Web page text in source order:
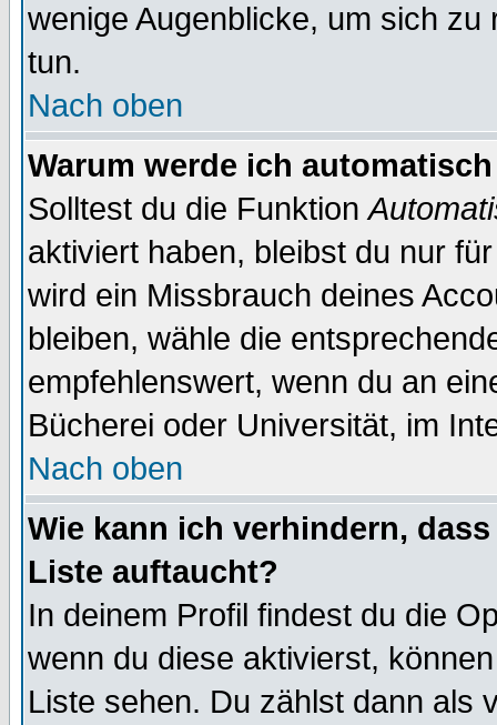
wenige Augenblicke, um sich
tun.
Nach oben
Warum werde ich
Solltest du die Funktion
aktiviert haben, bleibst du nur
wird ein Missbrauch deines
bleiben, wähle die
empfehlenswert, wenn du an
Bücherei oder Universität, im
Nach oben
Wie kann ich verhindern,
Liste auftaucht?
In deinem Profil findest du die
wenn du diese aktivierst,
Liste sehen. Du zählst dann als